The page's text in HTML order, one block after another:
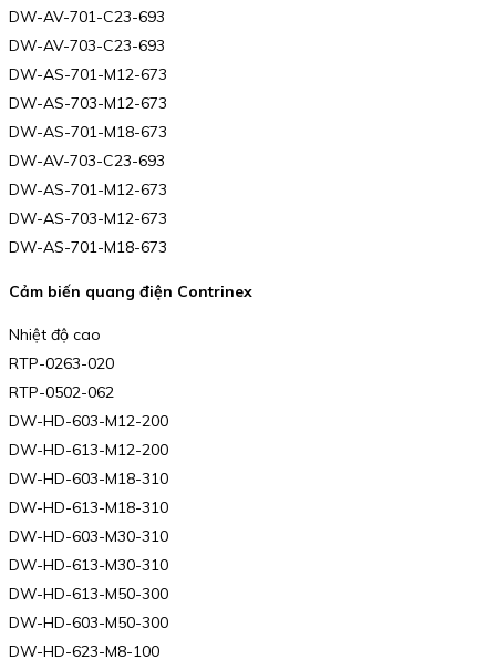
DW-AV-701-C23-693
DW-AV-703-C23-693
DW-AS-701-M12-673
DW-AS-703-M12-673
DW-AS-701-M18-673
DW-AV-703-C23-693
DW-AS-701-M12-673
DW-AS-703-M12-673
DW-AS-701-M18-673
Cảm biến quang điện Contrinex
Nhiệt độ cao
RTP-0263-020
RTP-0502-062
DW-HD-603-M12-200
DW-HD-613-M12-200
DW-HD-603-M18-310
DW-HD-613-M18-310
DW-HD-603-M30-310
DW-HD-613-M30-310
DW-HD-613-M50-300
DW-HD-603-M50-300
DW-HD-623-M8-100